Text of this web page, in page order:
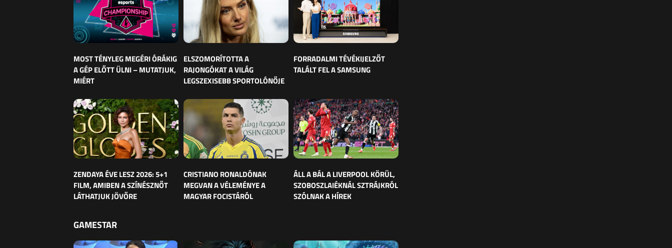
MOST TÉNYLEG MEGÉRI ÓRÁKIG
A GÉP ELŐTT ÜLNI – MUTATJUK,
MIÉRT
ELSZOMORÍTOTTA A
RAJONGÓKAT A VILÁG
LEGSZEXISEBB SPORTOLÓNŐJE
FORRADALMI TÉVÉKIJELZŐT
TALÁLT FEL A SAMSUNG
ZENDAYA ÉVE LESZ 2026: 5+1
FILM, AMIBEN A SZÍNÉSZNŐT
LÁTHATJUK JÖVŐRE
CRISTIANO RONALDÓNAK
MEGVAN A VÉLEMÉNYE A
MAGYAR FOCISTÁRÓL
ÁLL A BÁL A LIVERPOOL KÖRÜL,
SZOBOSZLAIÉKNÁL SZTRÁJKRÓL
SZÓLNAK A HÍREK
GAMESTAR